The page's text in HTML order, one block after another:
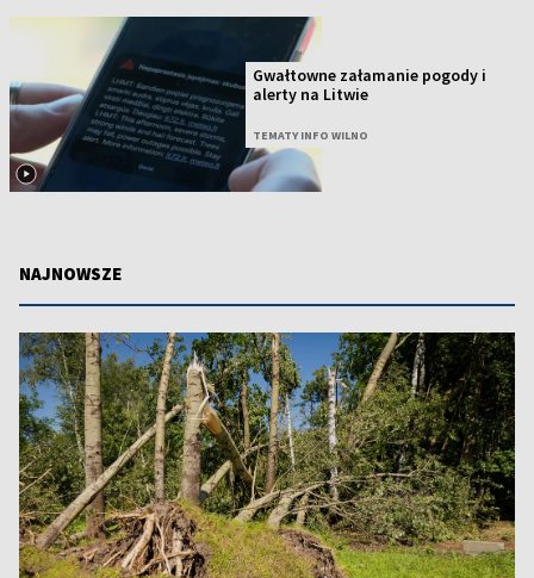
Gwałtowne załamanie pogody i
alerty na Litwie
TEMATY INFO WILNO
NAJNOWSZE